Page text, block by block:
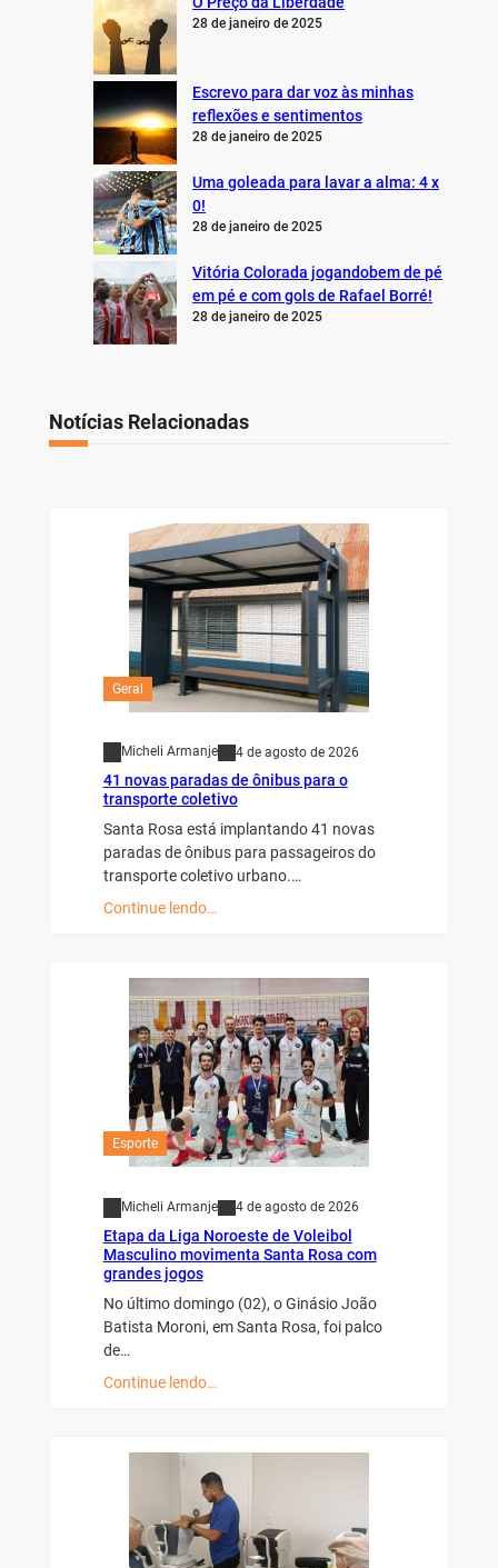
28 de janeiro de 2025
Escrevo para dar voz às minhas
reflexões e sentimentos
28 de janeiro de 2025
Uma goleada para lavar a alma: 4 x
0!
28 de janeiro de 2025
Vitória Colorada jogandobem de pé
em pé e com gols de Rafael Borré!
28 de janeiro de 2025
Notícias Relacionadas
Geral
Micheli Armanje 4 de agosto de 2026
41 novas paradas de ônibus para o
transporte coletivo
Santa Rosa está implantando 41 novas
paradas de ônibus para passageiros do
transporte coletivo urbano.…
Continue lendo…
Esporte
Micheli Armanje 4 de agosto de 2026
Etapa da Liga Noroeste de Voleibol
Masculino movimenta Santa Rosa com
grandes jogos
No último domingo (02), o Ginásio João
Batista Moroni, em Santa Rosa, foi palco
de…
Continue lendo…